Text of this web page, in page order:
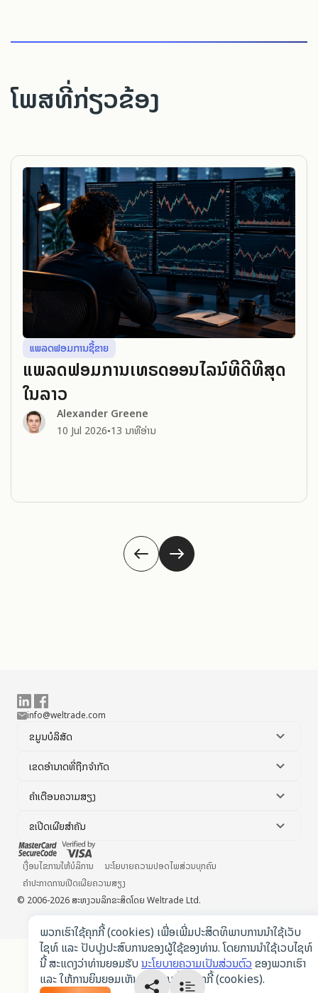
ໂພສທີ່ກ່ຽວຂ້ອງ
ແພລດຟອມການຊື້ຂາຍ
ແພລດຟອມການເທຣດອອນໄລນ໌ທີ່ດີທີ່ສຸດ
ໃນລາວ
Alexander Greene
10 Jul 2026● 13 ນາທີອ່ານ
ຂໍ້ມູນບໍລິສັດ
ເຂດອຳນາດທີ່ຖືກຈຳກັດ
ຄຳເຕືອນຄວາມສຽງ
ຂໍ້ເປີດເຜີຍສຳຄັນ
info@weltrade.com
© 2006-2026 ສະຫງວນລິກຂະສິດໂດຍ Weltrade Ltd.
ເງື່ອນໄຂການໃຫ້ບໍລິການ
ນະໂຍບາຍຄວາມປອດໄພສ່ວນບຸກຄົນ
ຄຳປະກາດການເປີດເຜີຍຄວາມສຽງ
ພວກເຮົາໃຊ້ຄຸກກີ້ (cookies) ເພື່ອເພີ່ມປະສິດທິພາບການນຳໃຊ້ເວັບ
ໄຊທ໌ ແລະ ປັບປຸງປະສົບການຂອງຜູ້ໃຊ້ຂອງທ່ານ. ໂດຍການນຳໃຊ້ເວບໄຊທ໌
ນີ້ ສະແດງວ່າທ່ານຍອມຮັບນະໂຍບາຍຄວາມເປັນສ່ວນຕົວຂອງພວກເຮົາ
ແລະ ໃຫ້ການຍິນຍອມເຫັນດີໃນການຕັ້ງຄ່າຄູກກີ້ (cookies).